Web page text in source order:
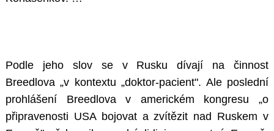
Podle jeho slov se v Rusku dívají na činnost
Breedlova „v kontextu „doktor-pacient". Ale poslední
prohlášení Breedlova v americkém kongresu „o
připravenosti USA bojovat a zvítězit nad Ruskem v